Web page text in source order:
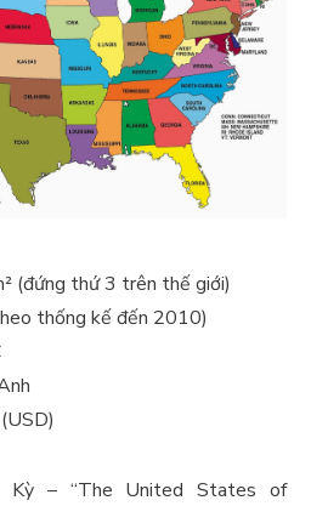
(đứng thứ 3 trên thế giới)
thống kế đến 2010)
Kỳ – “The United States of